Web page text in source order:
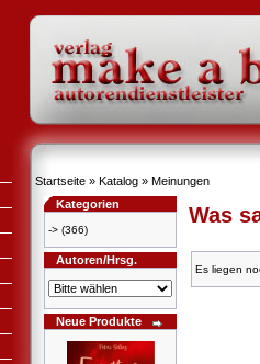
Startseite » Katalog » Meinungen
Kategorien
-> (366)
Autoren/Hrsg.
Neue Produkte
Was
Es liegen